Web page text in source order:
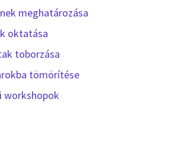
meghatározása
oktatása
toborzása
tömörítése
workshopok